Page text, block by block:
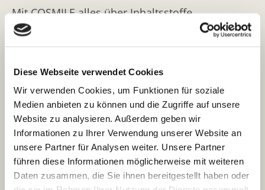
Diese Webseite verwendet Cookies
Wir verwenden Cookies, um Funktionen für soziale
Medien anbieten zu können und die Zugriffe auf unsere
Website zu analysieren. Außerdem geben wir
Informationen zu Ihrer Verwendung unserer Website an
unsere Partner für Analysen weiter. Unsere Partner
führen diese Informationen möglicherweise mit weiteren
Daten zusammen, die Sie ihnen bereitgestellt haben oder
Polyethylenglycolester des Stearinsäure
(durchschnittlich 40 Einheiten -CH2-CH2-O-)
PEG-7 HYDROGENATED CASTOR OIL
Hydriertes und ethoxyliertes Rizinusöl
(durchschnittlich 7 Einheiten -CH2-CH2-O-)
POLYGLYCERYL-3 DIISOSTEARATE
Veresterungsprodukt der Isostearinsäure mit
Parfum-Öl/Parfum-Creme
Peeling-Produkte (chemisch)
Pre- und After-Shave-Produkte
Pre- und Aftersun Produkte
Rasiermittel (Nass- und Trockenrasur)
Selbstbräunungsmittel
Shampoo-Konzentrate
Mit COSMILE alles über Inhaltsstoffe
kosmetischer Produkte erfahren:
oder
Integrierte Texterkennung nutzen
Direkt den gesuchten Inhaltsstoff eingeben